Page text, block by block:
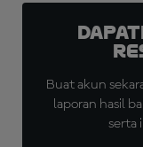
Buat akun
laporan hasil
serta